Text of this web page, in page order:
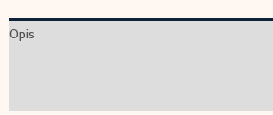
Opis